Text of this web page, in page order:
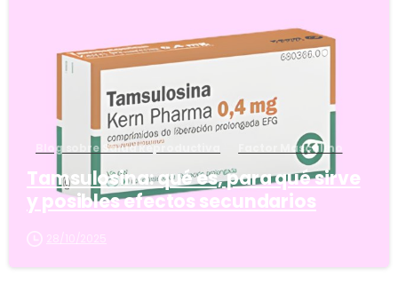
Blog sobre Salud Reproductiva Factor Masculino
Tamsulosina: qué es, para qué sirve
y posibles efectos secundarios
28/10/2025